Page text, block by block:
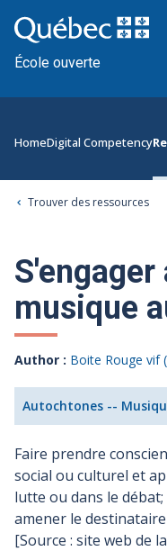
École ouverte
HomeDigital Competency
Trouver des ressources
S'engager
musique
Author : Boite Rouge vif
Autochtones --
Faire prendre
social ou culturel et
lutte ou dans le
amener le
[Source : site web de